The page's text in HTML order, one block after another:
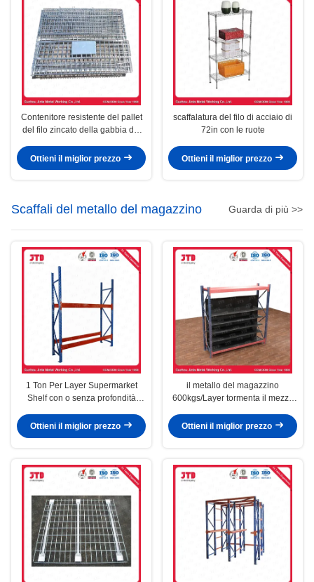
Contenitore resistente del pallet
del filo zincato della gabbia del
Ottieni il miglior prezzo
scaffalatura del filo di acciaio di
72in con le ruote
Ottieni il miglior prezzo
Scaffali del metallo del magazzino Guarda di più >>
1 Ton Per Layer Supermarket
Shelf con o senza profondità
Ottieni il miglior prezzo
il metallo del magazzino
600kgs/Layer tormenta il mezzo
Ottieni il miglior prezzo